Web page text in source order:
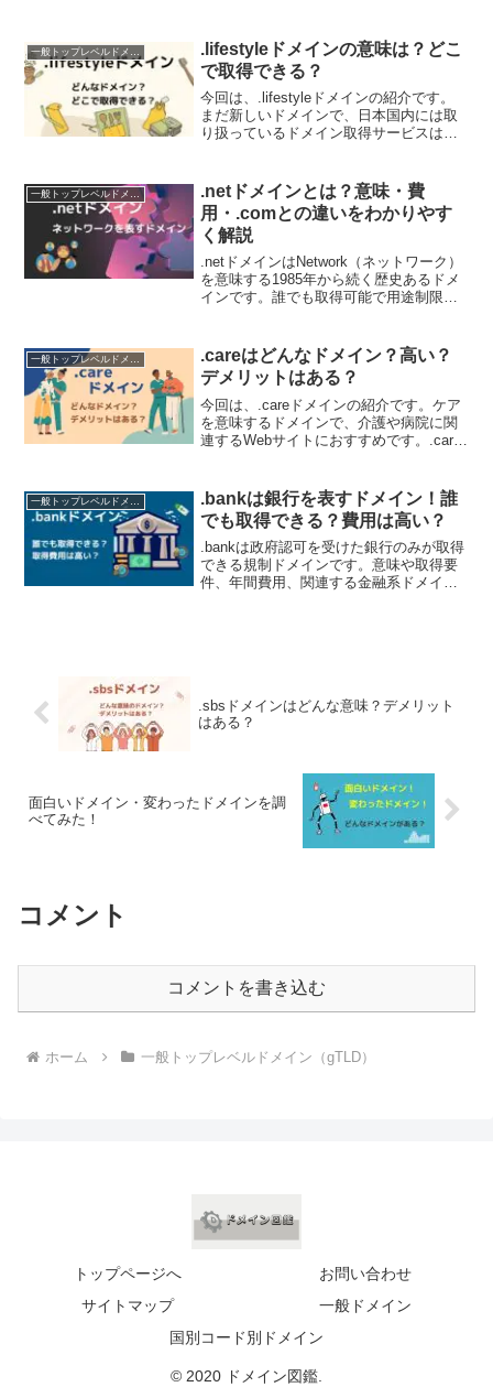
クしてください。.hockeyドメインにつ...
.lifestyleドメインの意味は？どこ
で取得できる？
今回は、.lifestyleドメインの紹介です。
まだ新しいドメインで、日本国内には取
り扱っているドメイン取得サービスはあ
インの取得を検討されている方は、ぜ
ひ...
一般トップレベルドメイン（gTLD）
.netドメインとは？意味・費
用・.comとの違いをわかりやす
く解説
.netドメインはNetwork（ネットワーク）
を意味する1985年から続く歴史あるドメ
インです。誰でも取得可能で用途制限も
.careはどんなドメイン？高い？
デメリットはある？
今回は、.careドメインの紹介です。ケア
を意味するドメインで、介護や病院に関
連するWebサイトにおすすめです。.care
いて.careドメインは、「面倒を見る」...
.bankは銀行を表すドメイン！誰
でも取得できる？費用は高い？
.bankは政府認可を受けた銀行のみが取得
できる規制ドメインです。意味や取得要
件、年間費用、関連する金融系ドメイン
.sbsドメインはどんな意味？デメリット
はある？
面白いドメイン・変わったドメインを調
べてみた！
コメント
コメントを書き込む
ホーム 一般トップレベルドメイン（gTLD）
トップページへ
お問い合わせ
サイトマップ
一般ドメイン
国別コード別ドメイン
© 2020 ドメイン図鑑.